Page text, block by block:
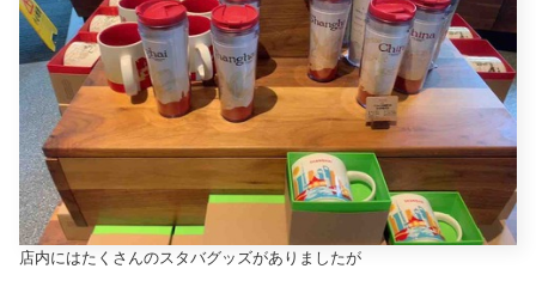
店内にはたくさんのスタバグッズがありましたが